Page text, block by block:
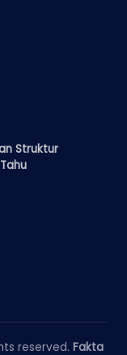
Struktur
reserved. Fakta